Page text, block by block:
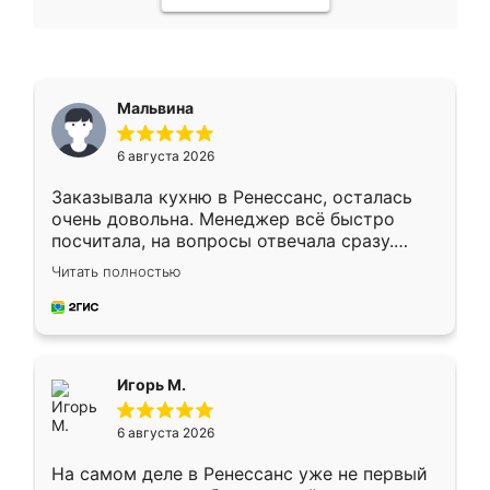
Мальвина
6 августа 2026
Заказывала кухню в Ренессанс, осталась
очень довольна. Менеджер всё быстро
посчитала, на вопросы отвечала сразу.
Замерщик приехал в субботу, подошёл к
делу со всей ответственностью. Собрали
за день, ребята работали аккуратно, даже
Читать полностью
Игорь М.
6 августа 2026
На самом деле в Ренессанс уже не первый